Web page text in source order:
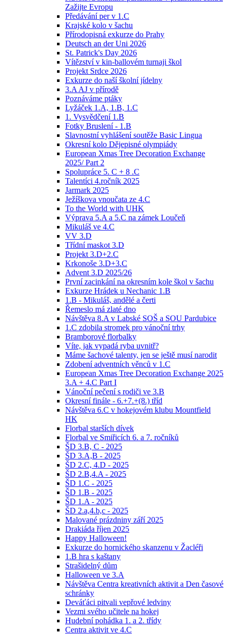
Zažijte Evropu
Předávání per v 1.C
Krajské kolo v šachu
Přírodopisná exkurze do Prahy
Deutsch an der Uni 2026
St. Patrick's Day 2026
Vítězství v kin-ballovém turnaji škol
Projekt Srdce 2026
Exkurze do naší školní jídelny
3.A AJ v přírodě
Poznáváme ptáky
Lyžáček 1.A, 1.B, 1.C
1. Vysvědčení 1.B
Fotky Bruslení - 1.B
Slavnostní vyhlášení soutěže Basic Lingua
Okresní kolo Dějepisné olympiády
European Xmas Tree Decoration Exchange
2025/ Part 2
Spolupráce 5. C + 8 .C
Talentíci 4.ročník 2025
Jarmark 2025
Ježíškova vnoučata ze 4.C
To the World with UHK
Výprava 5.A a 5.C na zámek Loučeň
Mikuláš ve 4.C
VV 3.D
Třídní maskot 3.D
Projekt 3.D+2.C
Krkonoše 3.D+3.C
Advent 3.D 2025/26
První zacinkání na okresním kole škol v šachu
Exkurze Hrádek u Nechanic 1.B
1.B - Mikuláš, andělé a čerti
Řemeslo má zlaté dno
Návštěva 8.A v Labské SOŠ a SOU Pardubice
1.C zdobila stromek pro vánoční trhy
Bramborové florbalky
Víte, jak vypadá ryba uvnitř?
Máme šachové talenty, jen se ještě musí narodit
Zdobení adventních věnců v 1.C
European Xmas Tree Decoration Exchange 2025
3.A + 4.C Part I
Vánoční pečení s rodiči ve 3.B
Okresní finále - 6.+7.+(8.) tříd
Návštěva 6.C v hokejovém klubu Mountfield
HK
Florbal starších dívek
Florbal ve Smiřicích 6. a 7. ročníků
ŠD 3.B, C - 2025
ŠD 3.A,B - 2025
ŠD 2.C, 4.D - 2025
ŠD 2.B,4.A - 2025
ŠD 1.C - 2025
ŠD 1.B - 2025
ŠD 1.A - 2025
ŠD 2.a,4.b,c - 2025
Malované prázdniny září 2025
Drakiáda říjen 2025
Happy Halloween!
Exkurze do hornického skanzenu v Žacléři
1.B hra s kaštany
Strašidelný dům
Halloween ve 3.A
Návštěva Centra kreativních aktivit a Den časové
schránky
Deváťáci pitvali vepřové ledviny
Vezmi svého učitele na hokej
Hudební pohádka 1. a 2. třídy
Centra aktivit ve 4.C